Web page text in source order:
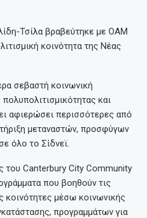
Τσίλα βραβεύτηκε με ΟΑΜ
κοινότητα της Νέας
σεβαστή κοινωνική
και
αφιερώσει περισσότερες από
μεταναστών, προσφύγων
όλο το Σίδνεϊ.
του Canterbury City Community
που βοηθούν τις
κοινότητες μέσω κοινωνικής
προγραμμάτων για